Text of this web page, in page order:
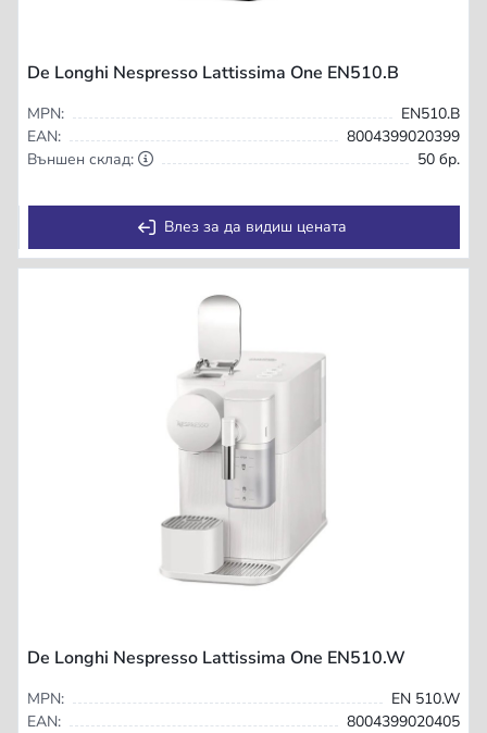
De Longhi Nespresso Lattissima One EN510.B
MPN:
EN510.B
EAN:
8004399020399
Външен склад:
50 бр.
Влез за да видиш цената
De Longhi Nespresso Lattissima One EN510.W
MPN:
EN 510.W
EAN:
8004399020405